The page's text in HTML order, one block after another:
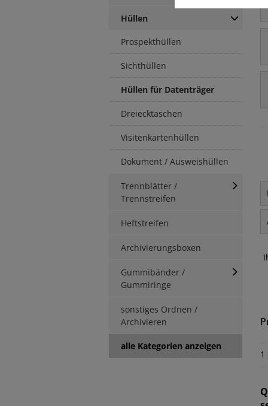
Hüllen
Prospekthüllen
Sichthüllen
Hüllen für Datenträger
Dreiecktaschen
Visitenkartenhüllen
Dokument / Ausweishüllen
Trennblätter /
Trennstreifen
Heftstreifen
Archivierungsboxen
Gummibänder /
Gummiringe
sonstiges Ordnen /
Archivieren
alle Kategorien anzeigen
1